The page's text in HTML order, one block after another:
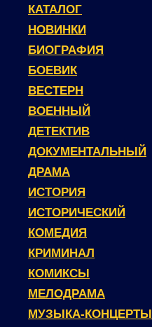
КАТАЛОГ
НОВИНКИ
БИОГРАФИЯ
БОЕВИК
ВЕСТЕРН
ВОЕННЫЙ
ДЕТЕКТИВ
ДОКУМЕНТАЛЬНЫЙ
ДРАМА
ИСТОРИЯ
ИСТОРИЧЕСКИЙ
КОМЕДИЯ
КРИМИНАЛ
КОМИКСЫ
МЕЛОДРАМА
МУЗЫКА-КОНЦЕРТЫ